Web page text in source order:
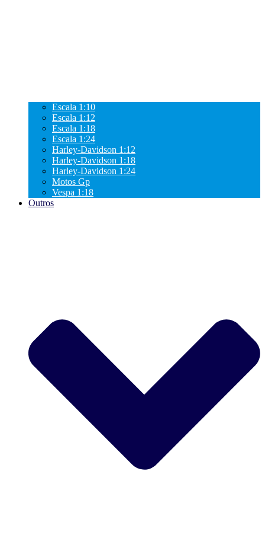
Escala 1:10
Escala 1:12
Escala 1:18
Escala 1:24
Harley-Davidson 1:12
Harley-Davidson 1:18
Harley-Davidson 1:24
Motos Gp
Vespa 1:18
Outros